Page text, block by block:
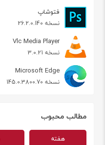
فتوشاپ
نسخه 26.2.0.140
Vlc Media Player
نسخه 3.0.21
Microsoft Edge
نسخه 145.0.3800.70
مطالب محبوب
هفته